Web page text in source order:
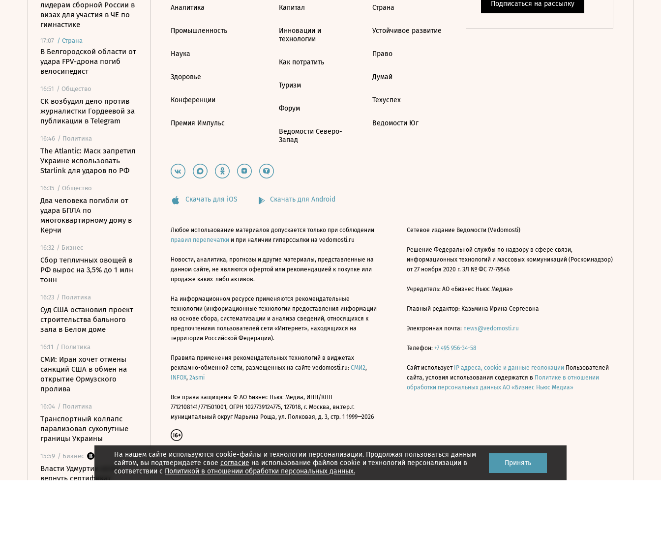
лидерам сборной России в
визах для участия в ЧЕ по
гимнастике
17:07 / Страна
В Белгородской области от
удара FPV-дрона погиб
велосипедист
16:51 / Общество
СК возбудил дело против
журналистки Гордеевой за
публикации в Telegram
16:46 / Политика
The Atlantic: Маск запретил
Украине использовать
Starlink для ударов по РФ
16:35 / Общество
Два человека погибли от
удара БПЛА по
многоквартирному дому в
Керчи
16:32 / Бизнес
Сбор тепличных овощей в
РФ вырос на 3,5% до 1 млн
тонн
16:23 / Политика
Суд США остановил проект
строительства бального
зала в Белом доме
16:11 / Политика
СМИ: Иран хочет отмены
санкций США в обмен на
открытие Ормузского
пролива
16:04 / Политика
Транспортный коллапс
парализовал сухопутные
границы Украины
15:59 / Бизнес
Власти Удмуртии хотят
вернуть сертификат
На нашем сайте используются cookie-файлы и технологии персонализации. Продолжая пользоваться данным
сайтом, вы подтверждаете свое согласие на использование файлов cookie и технологий персонализации в
соответствии с Политикой в отношении обработки персональных данных.
Принять
Аналитика
Промышленность
Наука
Здоровье
Конференции
Премия Импульс
Капитал
Инновации и
технологии
Как потратить
Туризм
Форум
Ведомости Северо-
Запад
Страна
Устойчивое развитие
Право
Думай
Техуспех
Ведомости Юг
Скачать для iOS Скачать для Android
Любое использование материалов допускается только при соблюдении
правил перепечатки и при наличии гиперссылки на vedomosti.ru
Новости, аналитика, прогнозы и другие материалы, представленные на
данном сайте, не являются офертой или рекомендацией к покупке или
продаже каких-либо активов.
На информационном ресурсе применяются рекомендательные
технологии (информационные технологии предоставления информации
на основе сбора, систематизации и анализа сведений, относящихся к
предпочтениям пользователей сети «Интернет», находящихся на
территории Российской Федерации).
Правила применения рекомендательных технологий в виджетах
рекламно-обменной сети, размещенных на сайте vedomosti.ru: СМИ2,
INFOX, 24smi
Все права защищены © АО Бизнес Ньюс Медиа, ИНН/КПП
7712108141/771501001, ОГРН 1027739124775, 127018, г. Москва, вн.тер.г.
муниципальный округ Марьина Роща, ул. Полковая, д. 3, стр. 1 1999—2026
Сетевое издание Ведомости (Vedomosti)
Решение Федеральной службы по надзору в сфере связи,
информационных технологий и массовых коммуникаций (Роскомнадзор)
от 27 ноября 2020 г. ЭЛ № ФС 77-79546
Учредитель: АО «Бизнес Ньюс Медиа»
Главный редактор: Казьмина Ирина Сергеевна
Электронная почта: news@vedomosti.ru
Телефон: +7 495 956-34-58
Сайт использует IP адреса, cookie и данные геолокации Пользователей
сайта, условия использования содержатся в Политике в отношении
обработки персональных данных АО «Бизнес Ньюс Медиа»